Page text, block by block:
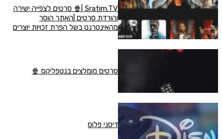
Sratim.TV |🍿 סרטים לצפייה ישירה
והורדת סרטים |האתר הוסר
מהאינטרנט בשל הפרת זכויות יוצרים
סרטים מומלצים בנטפליקס 🍿
דיסני פלוס